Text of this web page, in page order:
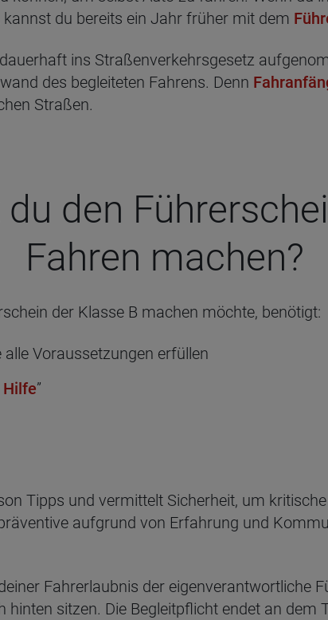
du bereits ein Jahr früher mit dem
ins Straßenverkehrsgesetz
des begleiteten Fahrens. Denn
Straßen.
den
Fah­ren machen?
der Klasse B machen möchte, benötigt:
alle Voraussetzungen erfüllen
Hilfe”
Tipps und vermittelt Sicherheit, um
aufgrund von Erfahrung und
Fahrerlaubnis der eigenverantwortliche
hinten sitzen. Die Begleitpflicht endet an dem